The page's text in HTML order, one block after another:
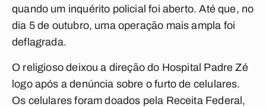
quando um inquérito policial foi aberto. Até que, no
dia 5 de outubro, uma operação mais ampla foi
deflagrada.
O religioso deixou a direção do Hospital Padre Zé
logo após a denúncia sobre o furto de celulares.
Os celulares foram doados pela Receita Federal,